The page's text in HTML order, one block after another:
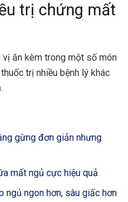
trị chứng mất
vị ăn kèm trong một số món
trị nhiều bệnh lý khác
.
gừng đơn giản nhưng
mất ngủ cực hiệu quả
ngủ ngon hơn, sâu giấc hơn